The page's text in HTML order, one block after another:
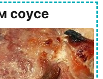
соусе